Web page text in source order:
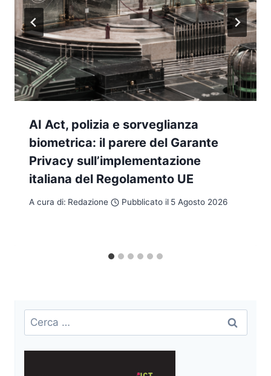
AI Act, polizia e sorveglianza
biometrica: il parere del Garante
Privacy sull’implementazione
italiana del Regolamento UE
A cura di: Redazione Pubblicato il 5 Agosto 2026
Ricerca
per: